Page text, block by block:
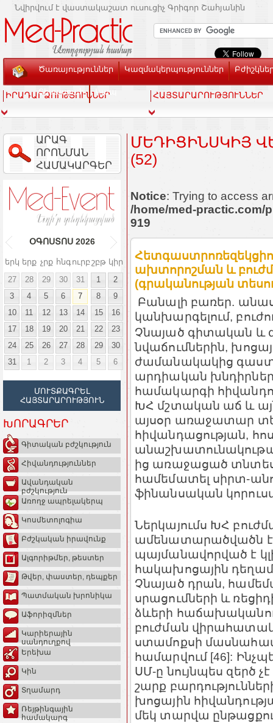
Նվիրվում է վաստակաշատ ուսուցիչ Գրիգոր Շահյանին
Ծառայություններ Կազմակերպություններ
Տեսասրահ Կապ
ԻՐԱԴԱՐՁՈՒԹՅՈՒՆՆԵՐ ՀԱՅՏԱՐԱՐՈՒԹՅՈՒՆՆԵՐ
ԱՐԱԳ
ՈՐՈՆՄԱՆ
ՀԱՄԱԿԱՐԳԵՐ
ՕԳՈՍՏՈՍ 2026
երկ երք չրք հնգուրբ շբթ կիր
27
28 29 30 31 1
2
3
4 5 6 7 8
9
10
11 12 13 14 15
16
17
18 19 20 21 22
23
24
25 26 27 28 29
30
31
1 2 3 4 5 6
ՄՈՒՏՔԱԳՐԵԼ
ՀԱՅՏԱՐԱՐՈՒԹՅՈՒՆ
ԽՈՐԱԳՐԵՐ
Գիտական բժշկություն
Հիվանդություններ
Ավանդական
բժշկություն
Առողջ ապրելակերպ
Կոսմետոլոգիա
Բժշկական իրավունք
Ալգորիթմեր, թեստեր
Թվեր, փաստեր, դեպքեր
Պատմական խրոնիկա
Աֆորիզմներ
Կարիերային
սանդուղքով
Երեխա
Կին
Տղամարդ
Ռեյթինգային
համակարգ
ՄԵԴԻՑԻՆՍԿԻՅ
(52)
Notice: Trying to access
/home/med-practic.com/
919
ախտորոշման և
(գրականության
Բանալի բառեր.
կանխարգելում,
Չնայած գիտական և
նվաճումներին,
ժամանակակից
արդիական
համակարգի
ԽՀ մշտական աճ և
այսօր առաջատար
հիվանդացության,
ից առաջացած
համեմատել սիրտ-
ֆինանսական
Ներկայումս ԽՀ
ամենատարածվածն
պայմանավորված է
հակախոցային
Չնայած դրան,
սրացումների և
ձևերի
բուժման
ստամոքսի
համարվում [46]:
ՍՄ-ը նույնպես զերծ
շարք
խոցային
մեկ տարվա